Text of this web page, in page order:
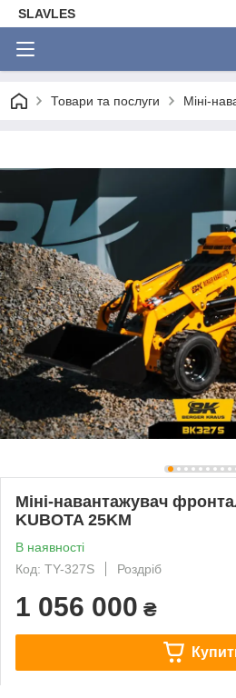
SLAVLES
Товари та послуги Міні-
Міні-навантажувач
KUBOTA 25KM
В наявності
Код: TY-327S
Роздріб
1 056 000 ₴